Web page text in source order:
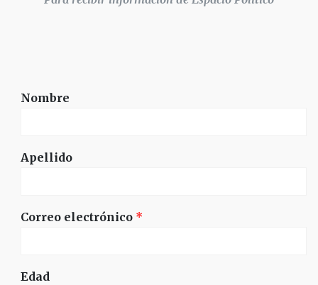
Nombre
Apellido
Correo electrónico *
Edad